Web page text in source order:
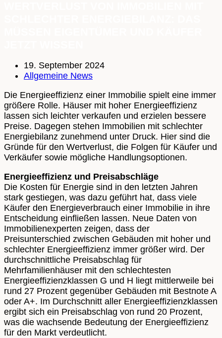
19. September 2024
Allgemeine News
Die Energieeffizienz einer Immobilie spielt eine immer
größere Rolle. Häuser mit hoher Energieeffizienz
lassen sich leichter verkaufen und erzielen bessere
Preise. Dagegen stehen Immobilien mit schlechter
Energiebilanz zunehmend unter Druck. Hier sind die
Gründe für den Wertverlust, die Folgen für Käufer und
Verkäufer sowie mögliche Handlungsoptionen.
Energieeffizienz und Preisabschläge
Die Kosten für Energie sind in den letzten Jahren
stark gestiegen, was dazu geführt hat, dass viele
Käufer den Energieverbrauch einer Immobilie in ihre
Entscheidung einfließen lassen. Neue Daten von
Immobilienexperten zeigen, dass der
Preisunterschied zwischen Gebäuden mit hoher und
schlechter Energieeffizienz immer größer wird. Der
durchschnittliche Preisabschlag für
Mehrfamilienhäuser mit den schlechtesten
Energieeffizienzklassen G und H liegt mittlerweile bei
rund 27 Prozent gegenüber Gebäuden mit Bestnote A
oder A+. Im Durchschnitt aller Energieeffizienzklassen
ergibt sich ein Preisabschlag von rund 20 Prozent,
was die wachsende Bedeutung der Energieeffizienz
für den Markt verdeutlicht.